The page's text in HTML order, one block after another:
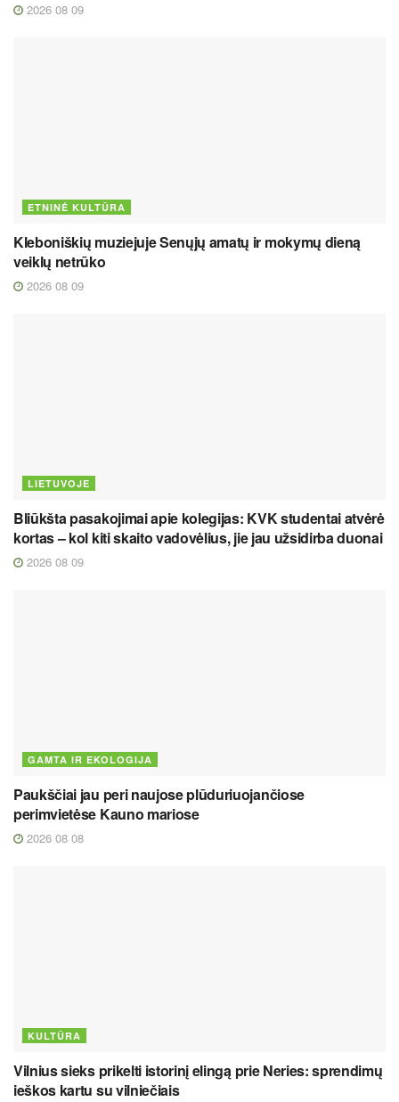
2026 08 09
ETNINĖ KULTŪRA
Kleboniškių muziejuje Senųjų amatų ir mokymų dieną
veiklų netrūko
2026 08 09
LIETUVOJE
Bliūkšta pasakojimai apie kolegijas: KVK studentai atvėrė
kortas – kol kiti skaito vadovėlius, jie jau užsidirba duonai
2026 08 09
GAMTA IR EKOLOGIJA
Paukščiai jau peri naujose plūduriuojančiose
perimvietėse Kauno mariose
2026 08 08
KULTŪRA
Vilnius sieks prikelti istorinį elingą prie Neries: sprendimų
ieškos kartu su vilniečiais